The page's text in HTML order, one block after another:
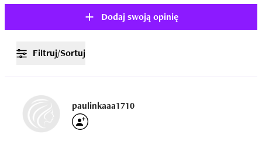
Dodaj swoją opinię
Filtruj/Sortuj
paulinkaaa1710